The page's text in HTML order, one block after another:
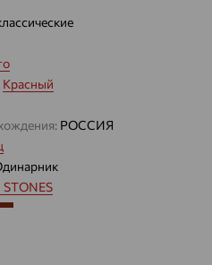
Красный
РОССИЯ